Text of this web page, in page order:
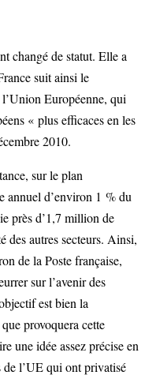
changé de statut. Elle a
suit ainsi le
Européenne, qui
« plus efficaces en les
2010.
sur le plan
annuel d’environ 1 % du
près d’1,7 million de
autres secteurs. Ainsi,
de la Poste française,
sur l’avenir des
est bien la
provoquera cette
une idée assez précise en
de l’UE qui ont privatisé